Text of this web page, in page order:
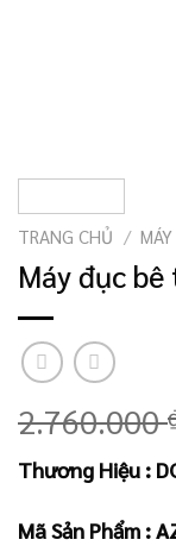
TRANG CHỦ /
Máy đục bê
2.760.000
Thương Hiệu :
Mã Sản Phẩm :